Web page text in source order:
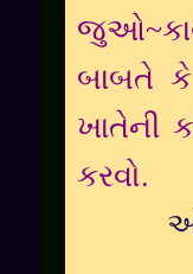
બાબતે કે
ખાતેની
કરવો.